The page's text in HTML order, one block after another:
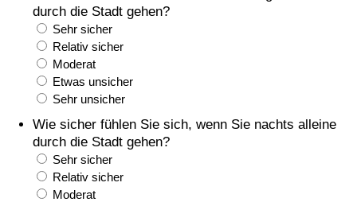
durch die Stadt gehen?
Sehr sicher
Relativ sicher
Moderat
Etwas unsicher
Sehr unsicher
Wie sicher fühlen Sie sich, wenn Sie nachts alleine
durch die Stadt gehen?
Sehr sicher
Relativ sicher
Moderat
Gesundheitsversorgungs-Index (aktuell)
Gesundheitsversorgungs-Index
Gesundheitsversorgungs-Index nach Land
Umweltverschmutzung
Umweltverschmutzungs-Index (aktuell)